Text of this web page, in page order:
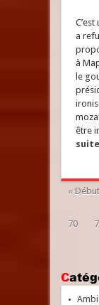
a
à
le
être
« Début
70